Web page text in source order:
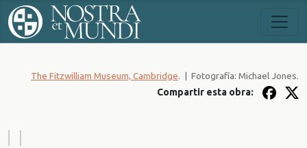
The Fitzwilliam Museum, Cambridge. | Fotografía: Michael Jones.
Compartir esta obra: